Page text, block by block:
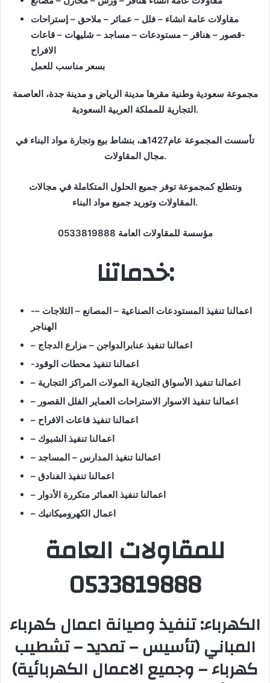
مقاولات عامة انشاء – فلل – عمائر – ملاحق – إستراحات
-قصور – هناقر – مستودعات – مساجد – شليهات – قاعات
الافراح
بسعر مناسب للعمل
مجموعة سعودية وطنية مقرها مدينة الرياض و مدينة جدة، العاصمة
التجارية للمملكة العربية السعودية.
تأسست المجموعة عام1427هـ، بنشاط بيع وتجارة مواد البناء في
مجال المقاولات.
ونتطلع كمجموعة توفر جميع الحلول المتكاملة في مجالات
المقاولات وتوريد جميع مواد البناء.
مؤسسة للمقاولات العامة 0533819888
خدماتنا:
-اعمالنا تنفيذ المستودعات الصناعية – المصانع – الثلاجات –
الهناجر
– اعمالنا تنفيذ عنابرالدواجن – مزارع الدجاج
-اعمالنا تنفيذ محطات الوقود
– اعمالنا تنفيذ الأسواق التجارية المولات المراكز التجارية
– اعمالنا تنفيذ الاسوار الاستراحات العماير الفلل القصور
– اعمالنا تنفيذ قاعات الافراح
– اعمالنا تنفيذ الشبوك
– اعمالنا تنغيذ المدارس – المساجد
– اعمالنا تنفيذ الفنادق
– اعمالنا تنفيذ العمائر متكررة الأدوار
– اعمال الكهروميكانيك
للمقاولات العامة
0533819888
الكهرباء: تنفيذ وصيانة اعمال كهرباء
المباني (تأسيس – تمديد – تشطيب
كهرباء – وجميع الاعمال الكهربائية)